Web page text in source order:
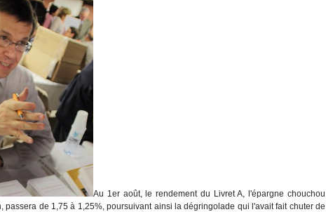
Au 1er août, le rendement du Livret A, l'épargne chouchou
passera de 1,75 à 1,25%, poursuivant ainsi la dégringolade qui l'avait fait chuter de